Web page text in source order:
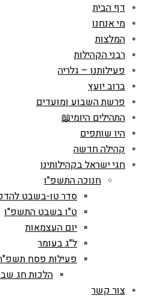
דף הבית
מי אנחנו
המלצות
רבני הקהילות
פעילותנו – גלריה
ברוב יועץ
פרשת השבוע ומועדים
התהילים היומי📖
היו שותפים
קהילה חדשה
חגי ישראל בקהילותינו
חנוכה התשפ"ו
סדר טו-בשבט
ט"ו בשבט התשפ"ו
יום העצמאות
ל"ג בעומר
פעילות פסח
הלכות חג
צור קשר